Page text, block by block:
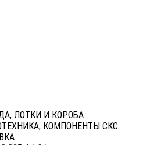
ЛОТКИ И КОРОБА
КОМПОНЕНТЫ СКС